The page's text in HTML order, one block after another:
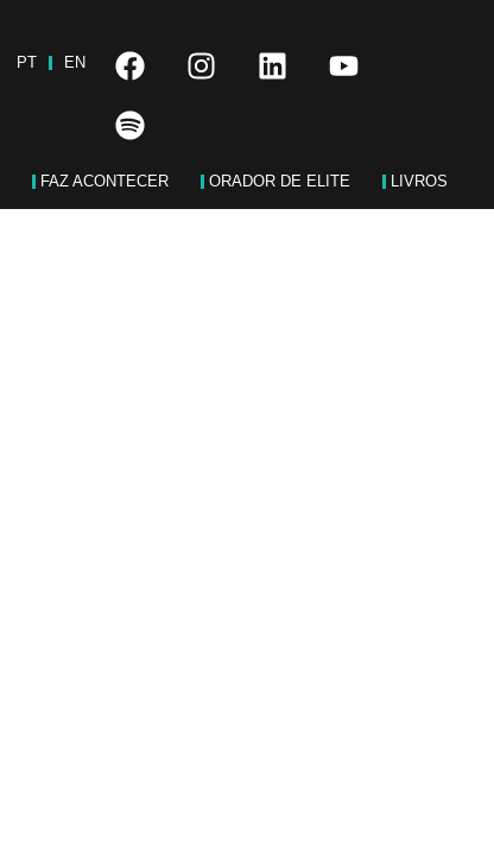
PT EN
FAZ ACONTECER ORADOR DE ELITE LIVROS